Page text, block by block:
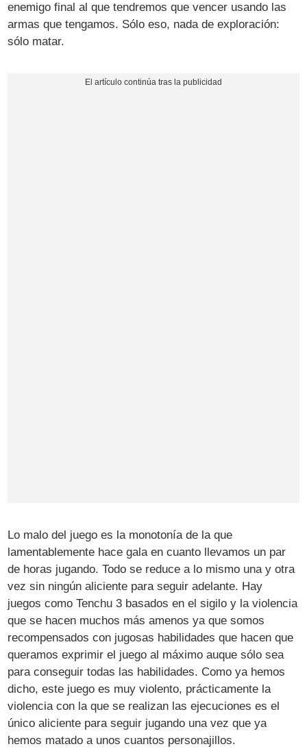
enemigo final al que tendremos que vencer usando las
armas que tengamos. Sólo eso, nada de exploración:
sólo matar.
Lo malo del juego es la monotonía de la que
lamentablemente hace gala en cuanto llevamos un par
de horas jugando. Todo se reduce a lo mismo una y otra
vez sin ningún aliciente para seguir adelante. Hay
juegos como Tenchu 3 basados en el sigilo y la violencia
que se hacen muchos más amenos ya que somos
recompensados con jugosas habilidades que hacen que
queramos exprimir el juego al máximo auque sólo sea
para conseguir todas las habilidades. Como ya hemos
dicho, este juego es muy violento, prácticamente la
violencia con la que se realizan las ejecuciones es el
único aliciente para seguir jugando una vez que ya
hemos matado a unos cuantos personajillos.